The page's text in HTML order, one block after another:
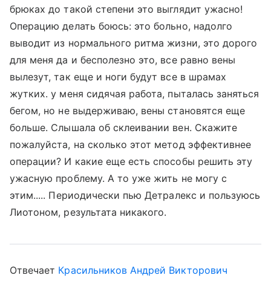
брюках до такой степени это выглядит ужасно!
Операцию делать боюсь: это больно, надолго
выводит из нормального ритма жизни, это дорого
для меня да и бесполезно это, все равно вены
вылезут, так еще и ноги будут все в шрамах
жутких. у меня сидячая работа, пыталась заняться
бегом, но не выдерживаю, вены становятся еще
больше. Слышала об склеивании вен. Скажите
пожалуйста, на сколько этот метод эффективнее
операции? И какие еще есть способы решить эту
ужасную проблему. А то уже жить не могу с
этим..... Периодически пью Детралекс и пользуюсь
Лиотоном, результата никакого.
Отвечает Красильников Андрей Викторович